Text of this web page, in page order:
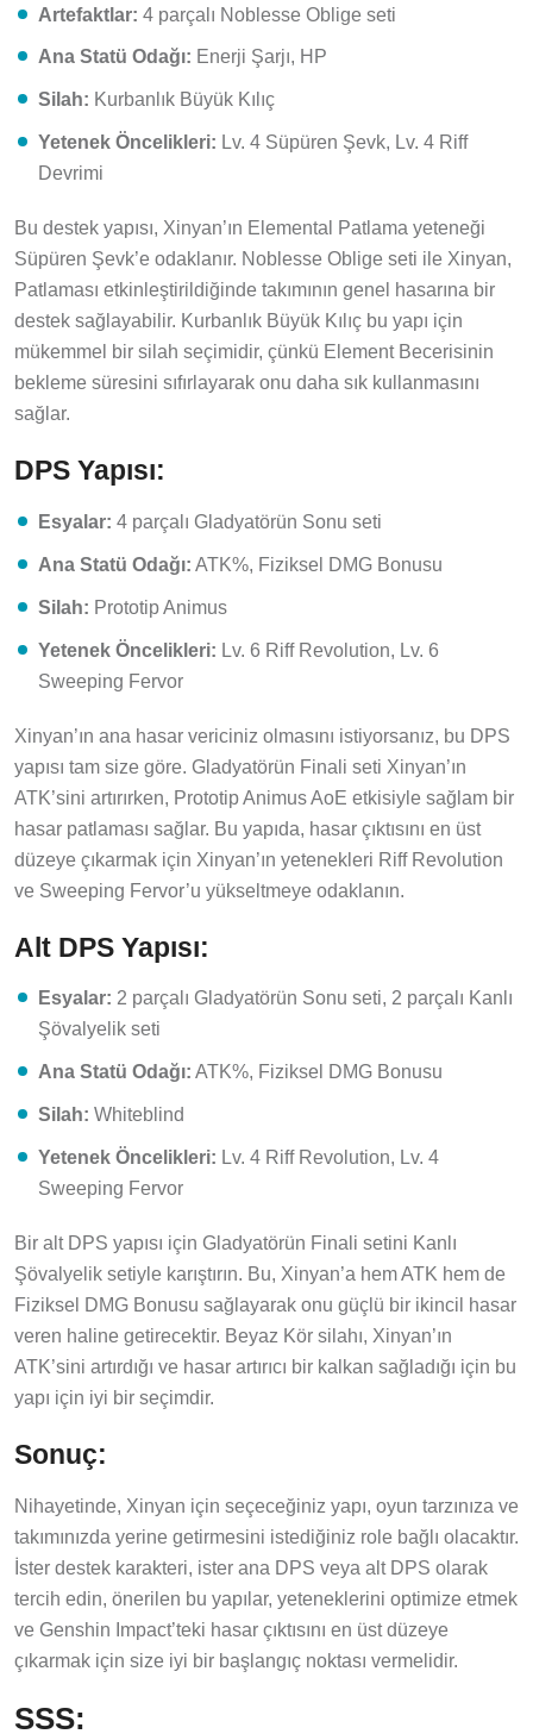
Artefaktlar: 4 parçalı Noblesse Oblige seti
Ana Statü Odağı: Enerji Şarjı, HP
Silah: Kurbanlık Büyük Kılıç
Yetenek Öncelikleri: Lv. 4 Süpüren Şevk, Lv. 4 Riff
Devrimi
Bu destek yapısı, Xinyan’ın Elemental Patlama yeteneği
Süpüren Şevk’e odaklanır. Noblesse Oblige seti ile Xinyan,
Patlaması etkinleştirildiğinde takımının genel hasarına bir
destek sağlayabilir. Kurbanlık Büyük Kılıç bu yapı için
mükemmel bir silah seçimidir, çünkü Element Becerisinin
bekleme süresini sıfırlayarak onu daha sık kullanmasını
sağlar.
DPS Yapısı:
Esyalar: 4 parçalı Gladyatörün Sonu seti
Ana Statü Odağı: ATK%, Fiziksel DMG Bonusu
Silah: Prototip Animus
Yetenek Öncelikleri: Lv. 6 Riff Revolution, Lv. 6
Sweeping Fervor
Xinyan’ın ana hasar vericiniz olmasını istiyorsanız, bu DPS
yapısı tam size göre. Gladyatörün Finali seti Xinyan’ın
ATK’sini artırırken, Prototip Animus AoE etkisiyle sağlam bir
hasar patlaması sağlar. Bu yapıda, hasar çıktısını en üst
düzeye çıkarmak için Xinyan’ın yetenekleri Riff Revolution
ve Sweeping Fervor’u yükseltmeye odaklanın.
Alt DPS Yapısı:
Esyalar: 2 parçalı Gladyatörün Sonu seti, 2 parçalı Kanlı
Şövalyelik seti
Ana Statü Odağı: ATK%, Fiziksel DMG Bonusu
Silah: Whiteblind
Yetenek Öncelikleri: Lv. 4 Riff Revolution, Lv. 4
Sweeping Fervor
Bir alt DPS yapısı için Gladyatörün Finali setini Kanlı
Şövalyelik setiyle karıştırın. Bu, Xinyan’a hem ATK hem de
Fiziksel DMG Bonusu sağlayarak onu güçlü bir ikincil hasar
veren haline getirecektir. Beyaz Kör silahı, Xinyan’ın
ATK’sini artırdığı ve hasar artırıcı bir kalkan sağladığı için bu
yapı için iyi bir seçimdir.
Sonuç:
Nihayetinde, Xinyan için seçeceğiniz yapı, oyun tarzınıza ve
takımınızda yerine getirmesini istediğiniz role bağlı olacaktır.
İster destek karakteri, ister ana DPS veya alt DPS olarak
tercih edin, önerilen bu yapılar, yeteneklerini optimize etmek
ve Genshin Impact’teki hasar çıktısını en üst düzeye
çıkarmak için size iyi bir başlangıç noktası vermelidir.
SSS: